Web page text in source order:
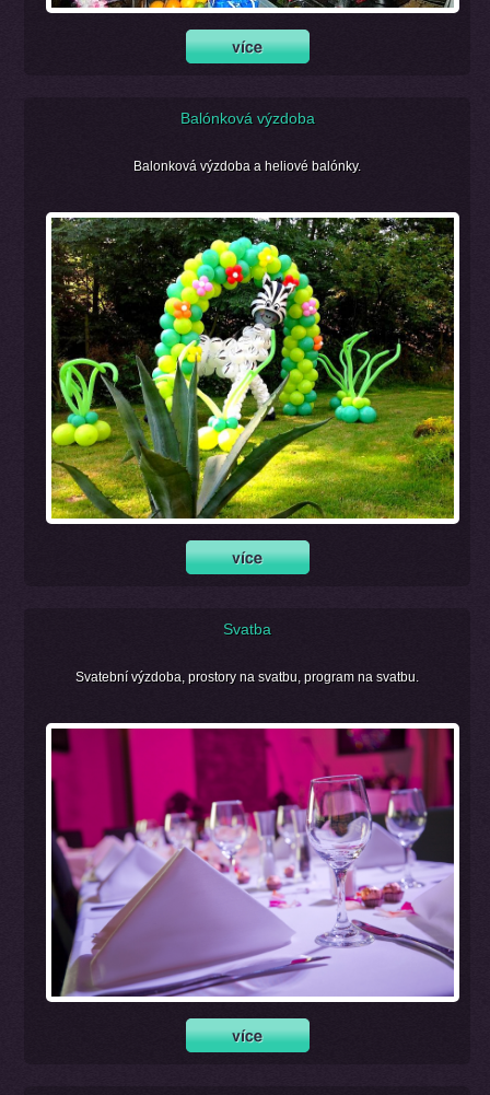
Balónková výzdoba
Balonková výzdoba a heliové balónky.
Svatba
Svatební výzdoba, prostory na svatbu, program na svatbu.